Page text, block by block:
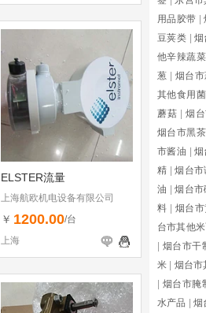
ELSTER流量
上海航欧机电设备有限公司
￥ 1200.00/台
上海
用品胶带
豆荚类
烟
他辛辣蔬菜
葱
烟台
其他食用菌
蘑菇
烟
烟台市黑茶
市酱油
烟
精
烟台市
油
烟台市
料
烟台
台市其他
烟台市干
米
烟台市
烟台市腌
水产品
烟